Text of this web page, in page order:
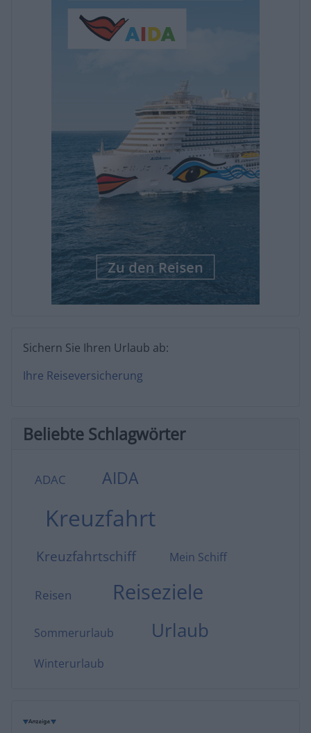
Sichern Sie Ihren Urlaub ab:
Ihre Reiseversicherung
Beliebte Schlagwörter
ADAC AIDA
Kreuzfahrt
Kreuzfahrtschiff Mein Schiff
Reisen Reiseziele
Sommerurlaub Urlaub
Winterurlaub